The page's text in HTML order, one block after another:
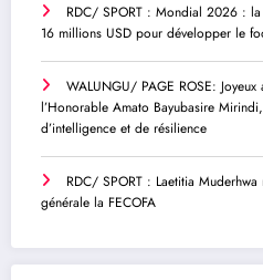
RDC/ SPORT : Mondial 2026 :
16 millions USD pour développer le
WALUNGU/ PAGE ROSE:
l’Honorable Amato Bayubasire
d’intelligence et de résilience
RDC/ SPORT : Laetitia
générale la FECOFA